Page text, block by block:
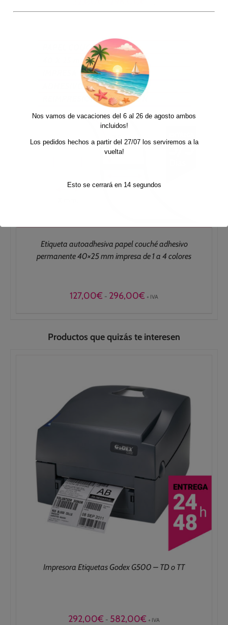
298,00€
Etiqueta autoadhesiva papel couché adhesivo
permanente 40×25 mm impresa de 1 a 4 colores
127,00€ - 296,00€ Rango
127,00€
hasta
+ IVA
Productos que quizás te interesen
Impresora Etiquetas Godex G500 – TD o TT
292,00€ - 582,00€ Rango
+ IVA
Nos vamos de vacaciones del 6 al 26 de agosto ambos
incluidos!
Los pedidos hechos a partir del 27/07 los serviremos a la
vuelta!
Esto se cerrará en 14segundos